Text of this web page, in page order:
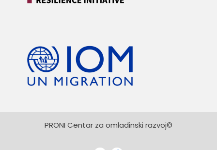
PRONI Centar za omladinski razvoj©